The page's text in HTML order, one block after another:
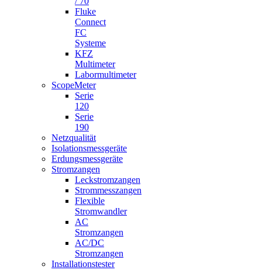
Fluke
Connect
FC
Systeme
KFZ
Multimeter
Labormultimeter
ScopeMeter
Serie
120
Serie
190
Netzqualität
Isolationsmessgeräte
Erdungsmessgeräte
Stromzangen
Leckstromzangen
Strommesszangen
Flexible
Stromwandler
AC
Stromzangen
AC/DC
Stromzangen
Installationstester